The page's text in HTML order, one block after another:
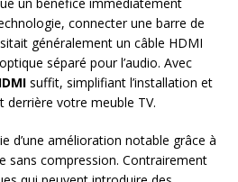
connecter une barre de
généralement un câble HDMI
séparé pour l’audio. Avec
suffit, simplifiant l’installation et
derrière votre meuble TV.
d’une amélioration notable grâce à
sans compression. Contrairement